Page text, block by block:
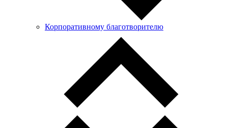
Корпоративному благотворителю